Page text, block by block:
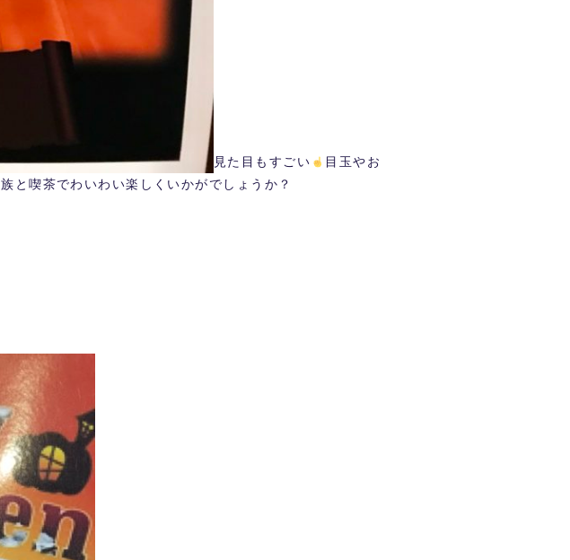
見た目もすごい
目玉やお
と喫茶でわいわい楽しくいかがでしょうか？